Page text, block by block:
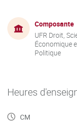
Composante
UFR Droit,
Économique
Politique
Heures
CM